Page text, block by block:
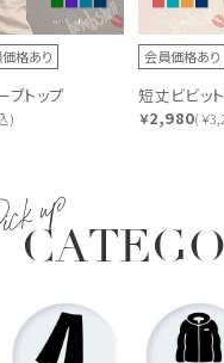
格あり
ブトップ
)
会員価格あり
短丈ビビッ
￥2,980(￥
up